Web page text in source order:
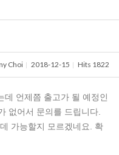
Choi 2018-12-15 Hits 1822
데 언제쯤 출고가 될 예정인
없어서 문의를 드립니다.
가능할지 모르겠네요. 확